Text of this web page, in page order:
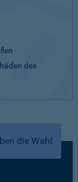
des
die Wahl